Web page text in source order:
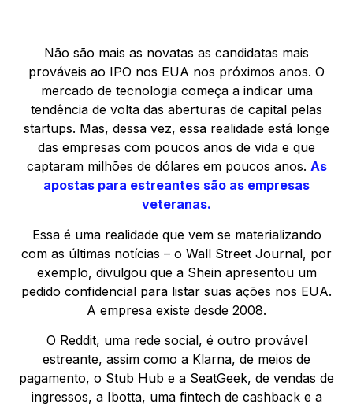
Não são mais as novatas as candidatas mais
prováveis ao IPO nos EUA nos próximos anos. O
mercado de tecnologia começa a indicar uma
tendência de volta das aberturas de capital pelas
startups. Mas, dessa vez, essa realidade está longe
das empresas com poucos anos de vida e que
captaram milhões de dólares em poucos anos. As
apostas para estreantes são as empresas
veteranas.
Essa é uma realidade que vem se materializando
com as últimas notícias – o Wall Street Journal, por
exemplo, divulgou que a Shein apresentou um
pedido confidencial para listar suas ações nos EUA.
A empresa existe desde 2008.
O Reddit, uma rede social, é outro provável
estreante, assim como a Klarna, de meios de
pagamento, o Stub Hub e a SeatGeek, de vendas de
ingressos, a Ibotta, uma fintech de cashback e a